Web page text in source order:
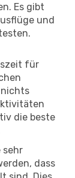
Es gibt
und
für
nichts
die beste
sehr
dass